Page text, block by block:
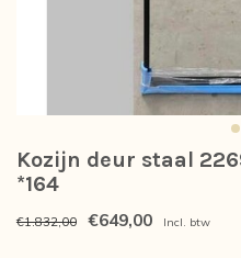
Kozijn deur staal
*164
€1.832,00 €649,00 Incl. btw